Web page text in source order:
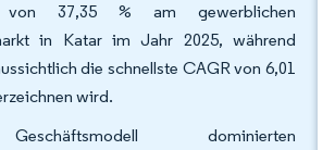
von 37,35 % am gewerblichen
in Katar im Jahr 2025, während
die schnellste CAGR von 6,01
wird.
dominierten